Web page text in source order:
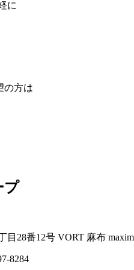
に
の方は
プ
目28番12号 VORT 麻布
8284